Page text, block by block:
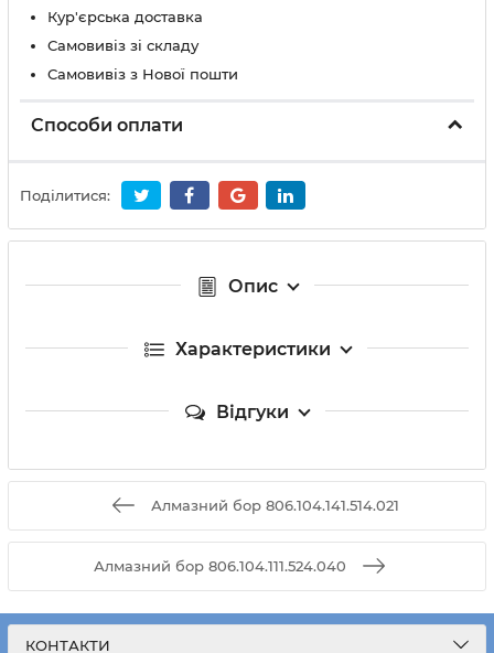
Кур'єрська доставка
Самовивіз зі складу
Самовивіз з Нової пошти
Способи оплати
Поділитися:
Опис
Характеристики
Відгуки
Алмазний бор 806.104.141.514.021
Алмазний бор 806.104.111.524.040
КОНТАКТИ